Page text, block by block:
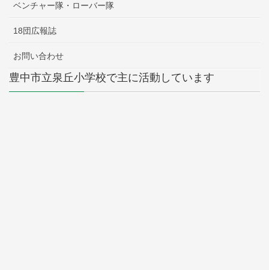
ベンチャー隊・ローバー隊
18団広報誌
お問い合わせ
豊中市立泉丘小学校で主に活動しています